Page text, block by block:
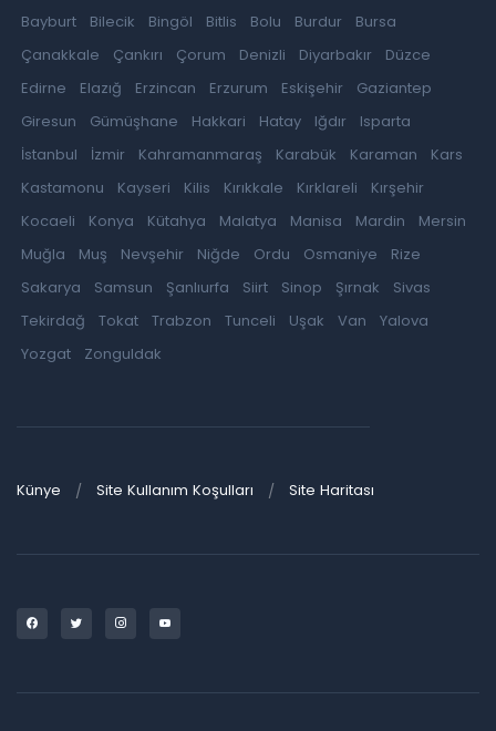
Bayburt
Bilecik Bingöl Bitlis Bolu Burdur
Bursa
Çanakkale
Çankırı Çorum Denizli Diyarbakır
Düzce
Edirne
Elazığ Erzincan Erzurum Eskişehir
Gaziantep
Giresun
Gümüşhane Hakkari Hatay Iğdır
Isparta
İstanbul
İzmir Kahramanmaraş Karabük Karaman
Kars
Kastamonu
Kayseri Kilis Kırıkkale Kırklareli
Kırşehir
Kocaeli
Konya Kütahya Malatya Manisa Mardin
Mersin
Muğla
Muş Nevşehir Niğde Ordu Osmaniye
Rize
Sakarya
Samsun Şanlıurfa Siirt Sinop Şırnak
Sivas
Tekirdağ
Tokat Trabzon Tunceli Uşak Van
Yalova
Yozgat
Zonguldak
Künye Site Kullanım Koşulları Site Haritası